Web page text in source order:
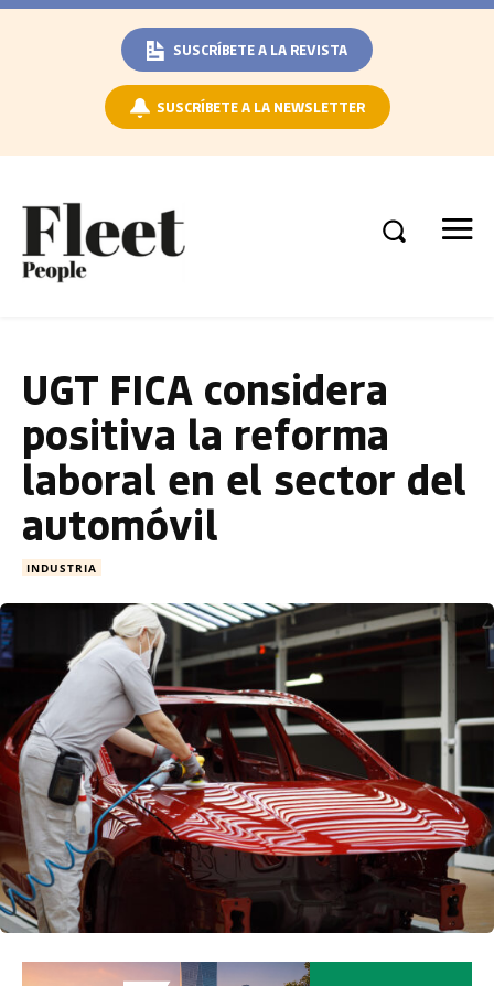
SUSCRÍBETE A LA REVISTA
SUSCRÍBETE A LA NEWSLETTER
UGT FICA considera
positiva la reforma
laboral en el sector del
automóvil
INDUSTRIA